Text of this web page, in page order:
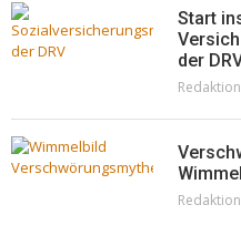
Pepe Jeans
Woher
Start
der
Redaktion
Redaktion